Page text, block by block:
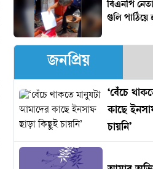
গুলি পাঠিয়ে
জনপ্রিয়
‘বেঁচে
কাছে
চায়নি’
আমার